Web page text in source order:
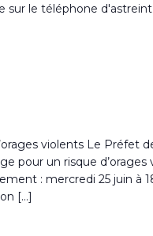
le téléphone
violents Le Préfet
pour un risque d’orages
: mercredi 25 juin à
[…]